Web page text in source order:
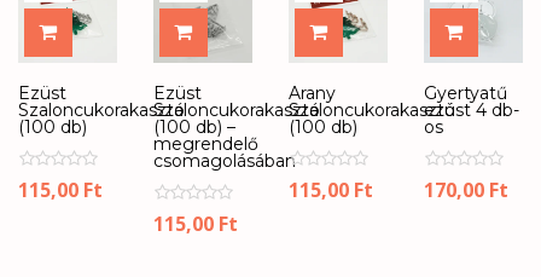
KOSÁRBA
Ezüst
Szaloncukorakasztó
(100 db)
115,00 Ft
KOSÁRBA
Ezüst
Szaloncukorakasztó
(100 db) –
megrendelő
csomagolásában
115,00 Ft
KOSÁRBA
Arany
Szaloncukorakasztó
(100 db)
115,00 Ft
Gyertyatű
ezüst 4 db-
os
170,00 Ft